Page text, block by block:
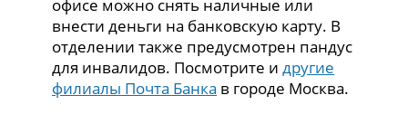
офисе можно снять наличные или
внести деньги на банковскую карту. В
отделении также предусмотрен пандус
для инвалидов. Посмотрите идругие
филиалы Почта Банка в городе Москва.